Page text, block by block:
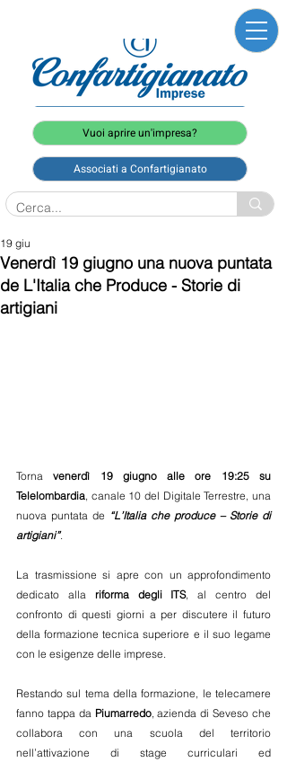
Vuoi aprire un'impresa?
Associati a Confartigianato
Venerdì 19 giugno una nuova puntata
de L'Italia che Produce - Storie di
artigiani
19 giu
Torna venerdì 19 giugno alle ore 19:25 su
Telelombardia, canale 10 del Digitale Terrestre, una
nuova puntata de “L’Italia che produce – Storie di
artigiani”.
La trasmissione si apre con un approfondimento
dedicato alla riforma degli ITS, al centro del
confronto di questi giorni a per discutere il futuro
della formazione tecnica superiore e il suo legame
con le esigenze delle imprese.
Restando sul tema della formazione, le telecamere
fanno tappa da Piumarredo, azienda di Seveso che
collabora con una scuola del territorio
nell’attivazione di stage curriculari ed